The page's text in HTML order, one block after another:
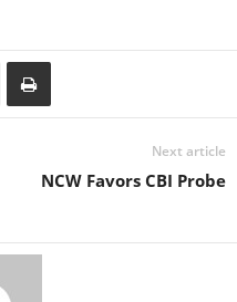
Next article
NCW Favors CBI Probe